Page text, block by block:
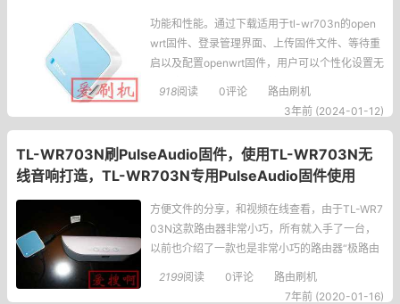
功能和性能。通过下载适用于tl-wr703n的open
wrt固件、登录管理界面、上传固件文件、等待重
启以及配置openwrt固件，用户可以个性化设置无
线网络、安全设置、端口转发等功能。正文：tl-
wr703n是一款小巧便携的无线路由器，由于出厂
详细介绍如何为tl-w
918阅读 0评论
路由刷机
3年前 (2024-01-12)
TL-WR703N刷PulseAudio固件，使用TL-WR703N无
线音响打造，TL-WR703N专用PulseAudio固件使用
方便文件的分享，和视频在线查看，由于TL-WR7
03N这款路由器非常小巧，所有就入手了一台，
以前也介绍了一款也是非常小巧的路由器“极路由
go”这款看下图。是不是非常小巧呢，只有手机充
电头那么大，以前分享过这款路由器的固件极路
2199阅读 0评论
路由刷机
7年前 (2020-01-16)